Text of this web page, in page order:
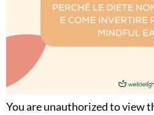
You are unauthorized to view